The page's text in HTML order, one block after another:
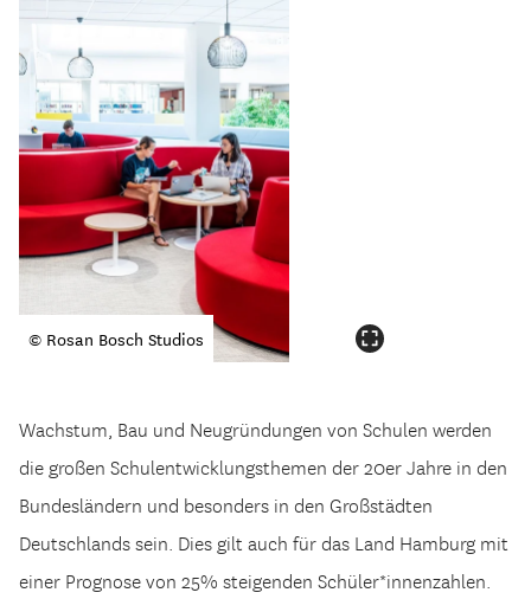
© Rosan Bosch Studios
Wachstum, Bau und Neugründungen von Schulen werden
die großen Schulentwicklungsthemen der 20er Jahre in den
Bundesländern und besonders in den Großstädten
Deutschlands sein. Dies gilt auch für das Land Hamburg mit
einer Prognose von 25% steigenden Schüler*innenzahlen.